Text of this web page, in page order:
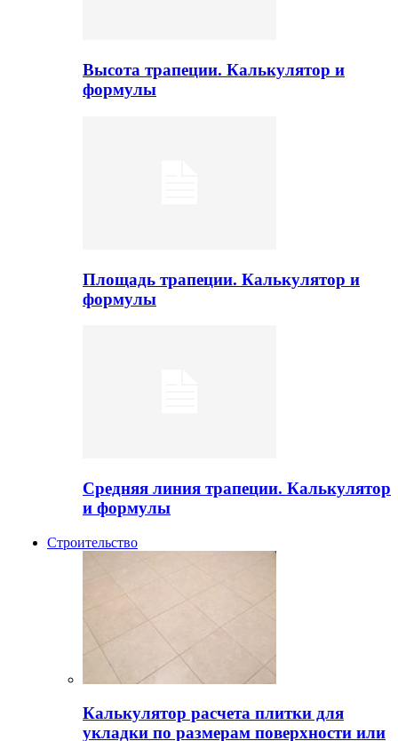
Высота трапеции. Калькулятор и
формулы
Площадь трапеции. Калькулятор и
формулы
Средняя линия трапеции. Калькулятор
и формулы
Строительство
Калькулятор расчета плитки для
укладки по размерам поверхности или